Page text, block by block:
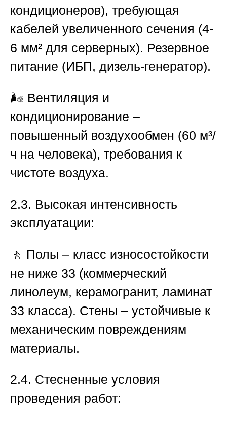
кондиционеров), требующая
кабелей увеличенного сечения (4-
6 мм² для серверных). Резервное
питание (ИБП, дизель-генератор).
🌬️ Вентиляция и
кондиционирование –
повышенный воздухообмен (60 м³/
ч на человека), требования к
чистоте воздуха.
2.3. Высокая интенсивность
эксплуатации:
🚶 Полы – класс износостойкости
не ниже 33 (коммерческий
линолеум, керамогранит, ламинат
33 класса). Стены – устойчивые к
механическим повреждениям
материалы.
2.4. Стесненные условия
проведения работ: